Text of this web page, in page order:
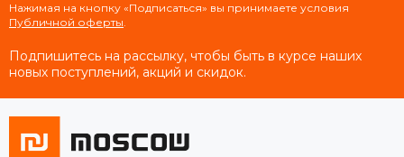
Нажимая на кнопку «Подписаться» вы принимаете условия
Публичной оферты.
Подпишитесь на рассылку, чтобы быть в курсе наших
новых поступлений, акций и скидок.